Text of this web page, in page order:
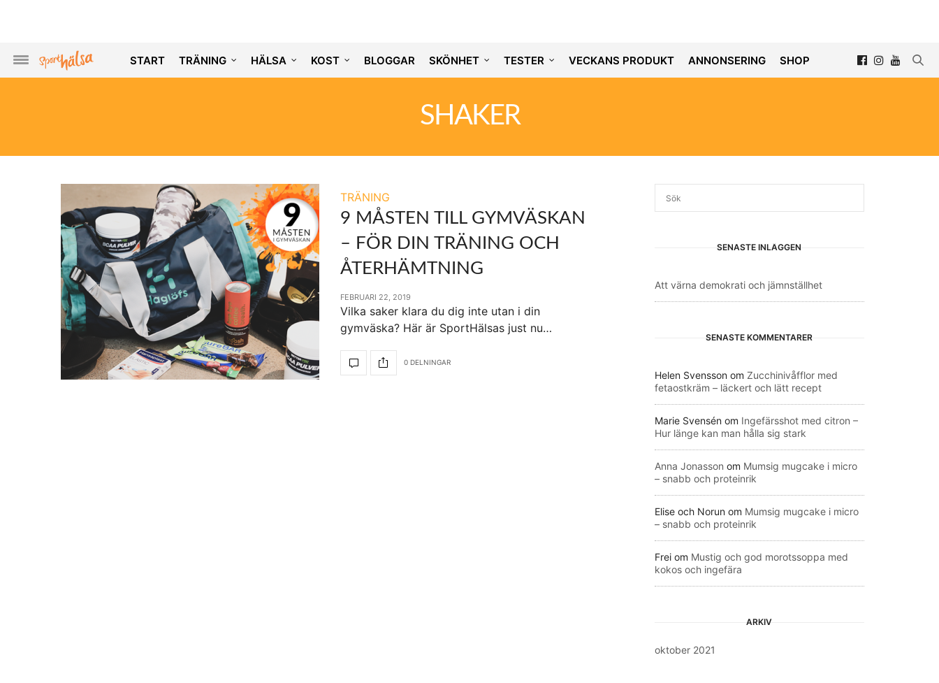
START TRÄNING HÄLSA KOST BLOGGAR SKÖNHET TESTER VECKANS PRODUKT ANNONSERING SHOP
SHAKER
TRÄNING
9 MÅSTEN TILL GYMVÄSKAN
– FÖR DIN TRÄNING OCH
ÅTERHÄMTNING
FEBRUARI 22, 2019
Vilka saker klara du dig inte utan i din
gymväska? Här är SportHälsas just nu…
0 DELNINGAR
SENASTE INLÄGGEN
Att värna demokrati och jämnställhet
SENASTE KOMMENTARER
Helen Svensson om Zucchinivåfflor med
fetaostkräm – läckert och lätt recept
Marie Svensén om Ingefärsshot med citron –
Hur länge kan man hålla sig stark
Anna Jonasson om Mumsig mugcake i micro
– snabb och proteinrik
Elise och Norun om Mumsig mugcake i micro
– snabb och proteinrik
Frei om Mustig och god morotssoppa med
kokos och ingefära
ARKIV
oktober 2021